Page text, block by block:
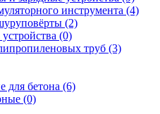
инструмента (4)
(2)
(0)
труб (3)
для бетона (6)
(0)